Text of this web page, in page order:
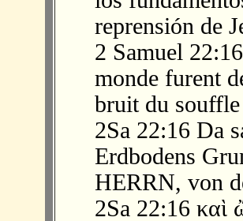
reprensión de
2 Samuel
monde furent
bruit du souffle
2Sa 22:16 Da
Erdbodens
HERRN, von
2Sa 22:16 καὶ